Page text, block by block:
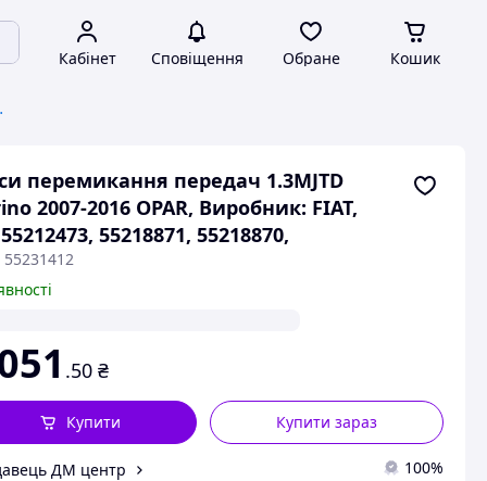
Кабінет Сповіщення Обране Кошик
(КПП)
перемикання передач 1.3MJTD
2007-2016 OPAR, Виробник: FIAT,
55218871, 55218870,
.50 ₴
Купити зараз
Купити
ДМ центр 100%